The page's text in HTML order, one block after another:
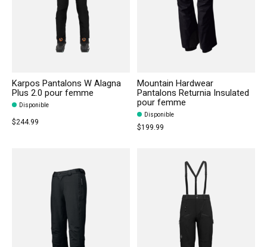
Karpos Pantalons W Alagna
Plus 2.0 pour femme
Disponible
$244.99
Mountain Hardwear
Pantalons Returnia Insulated
pour femme
Disponible
$199.99